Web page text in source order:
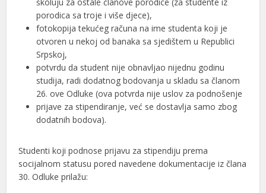
porodica sa troje i više djece),
fotokopija tekućeg računa na ime studenta koji je
otvoren u nekoj od banaka sa sjedištem u Republici
Srpskoj,
potvrdu da student nije obnavljao nijednu godinu
studija, radi dodatnog bodovanja u skladu sa članom
26. ove Odluke (ova potvrda nije uslov za podnošenje
prijave za stipendiranje, već se dostavlja samo zbog
dodatnih bodova).
Studenti koji podnose prijavu za stipendiju prema
socijalnom statusu pored navedene dokumentacije iz člana
30. Odluke prilažu: